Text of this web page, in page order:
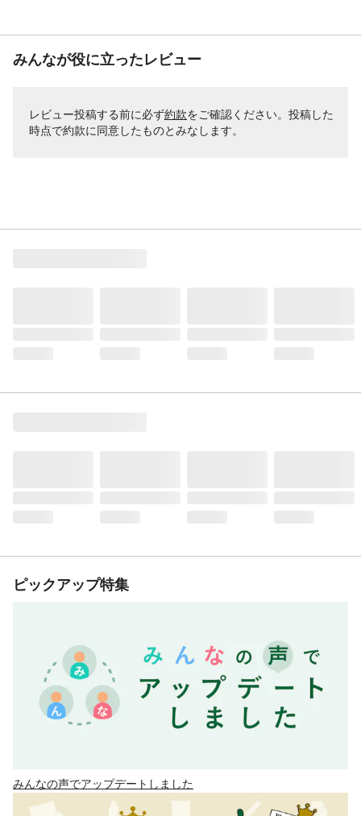
みんなが役に立ったレビュー
レビュー投稿する前に必ず約款をご確認ください。投稿した
時点で約款に同意したものとみなします。
ピックアップ特集
みんなの声でアップデートしました